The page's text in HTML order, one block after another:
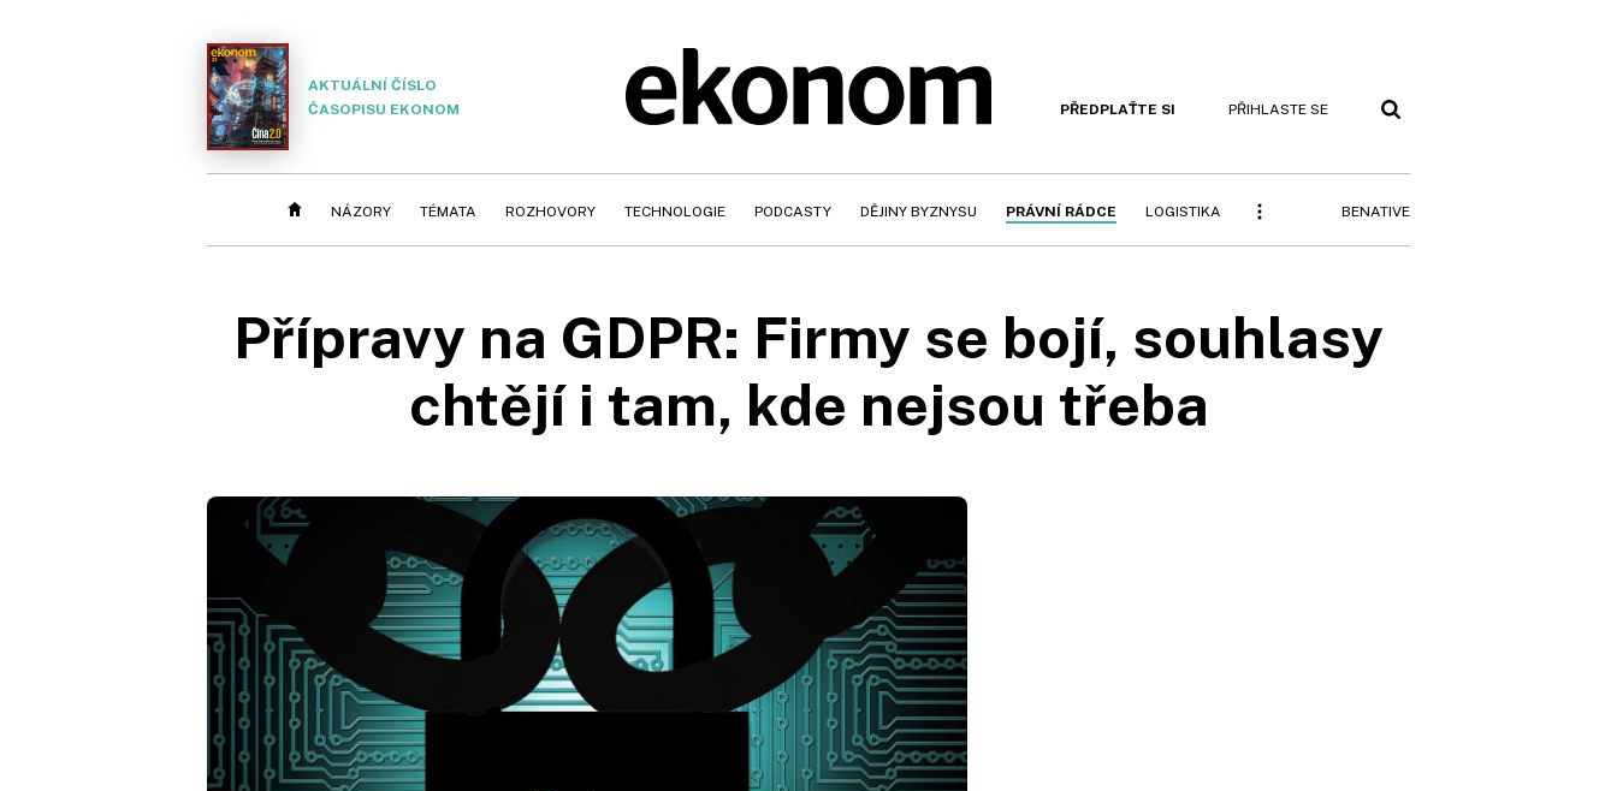
AKTUÁLNÍ ČÍSLO
ČASOPISU EKONOM
PŘEDPLAŤTE SI PŘIHLASTE SE
NÁZORY TÉMATA ROZHOVORY TECHNOLOGIE PODCASTY DĚJINY BYZNYSU PRÁVNÍ RÁDCE LOGISTIKA BENATIVE
Přípravy na GDPR: Firmy se bojí, souhlasy
chtějí i tam, kde nejsou třeba